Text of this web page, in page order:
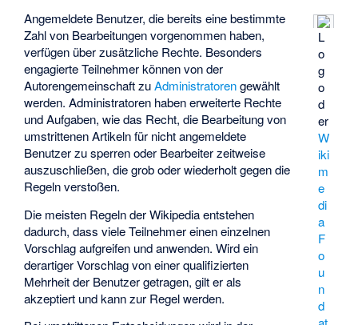
L
o
g
o
d
er
W
iki
m
e
di
a
F
o
u
n
d
Angemeldete Benutzer, die bereits eine bestimmte
Zahl von Bearbeitungen vorgenommen haben,
verfügen über zusätzliche Rechte. Besonders
engagierte Teilnehmer können von der
Autorengemeinschaft zuAdministratorengewählt
werden. Administratoren haben erweiterte Rechte
und Aufgaben, wie das Recht, die Bearbeitung von
umstrittenen Artikeln für nicht angemeldete
Benutzer zu sperren oder Bearbeiter zeitweise
auszuschließen, die grob oder wiederholt gegen die
Regeln verstoßen.
Die meisten Regeln der Wikipedia entstehen
dadurch, dass viele Teilnehmer einen einzelnen
Vorschlag aufgreifen und anwenden. Wird ein
derartiger Vorschlag von einer qualifizierten
Mehrheit der Benutzer getragen, gilt er als
akzeptiert und kann zur Regel werden.